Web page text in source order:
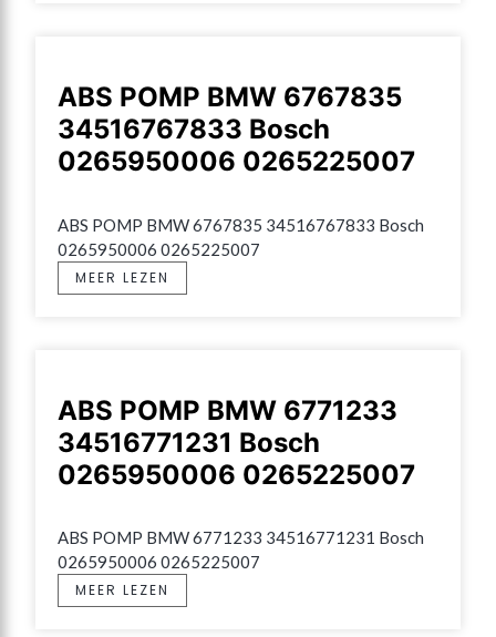
ABS POMP BMW 6767835
34516767833 Bosch
0265950006 0265225007
ABS POMP BMW 6767835 34516767833 Bosch
0265950006 0265225007
MEER LEZEN
ABS POMP BMW 6771233
34516771231 Bosch
0265950006 0265225007
ABS POMP BMW 6771233 34516771231 Bosch
0265950006 0265225007
MEER LEZEN